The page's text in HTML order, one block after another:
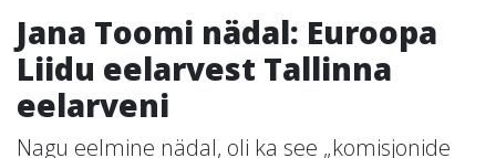
Jana Toomi nädal: Euroopa
Liidu eelarvest Tallinna
eelarveni
Nagu eelmine nädal, oli ka see „komisjonide